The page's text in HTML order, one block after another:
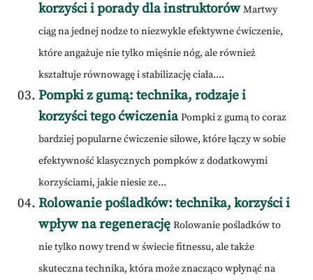
korzyści i porady dla instruktorów Martwy
ciąg na jednej nodze to niezwykle efektywne ćwiczenie,
które angażuje nie tylko mięśnie nóg, ale również
kształtuje równowagę i stabilizację ciała....
Pompki z gumą: technika, rodzaje i
korzyści tego ćwiczenia Pompki z gumą to coraz
bardziej popularne ćwiczenie siłowe, które łączy w sobie
efektywność klasycznych pompków z dodatkowymi
korzyściami, jakie niesie ze...
Rolowanie pośladków: technika, korzyści i
wpływ na regenerację Rolowanie pośladków to
nie tylko nowy trend w świecie fitnessu, ale także
skuteczna technika, która może znacząco wpłynąć na